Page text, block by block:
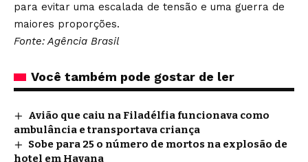
para evitar uma escalada de tensão e uma guerra de
maiores proporções.
Fonte: Agência Brasil
Você também pode gostar de ler
Avião que caiu na Filadélfia funcionava como
ambulância e transportava criança
Sobe para 25 o número de mortos na explosão de
hotel em Havana